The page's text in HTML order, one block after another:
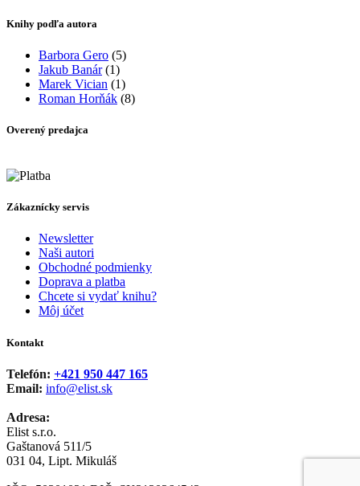
Knihy podľa autora
Barbora Gero (5)
Jakub Banár (1)
Marek Vician (1)
Roman Horňák (8)
Overený predajca
Zákaznícky servis
Newsletter
Naši autori
Obchodné podmienky
Doprava a platba
Chcete si vydať knihu?
Môj účet
Kontakt
Telefón: +421 950 447 165
Email: info@elist.sk
Adresa:
Elist s.r.o.
Gaštanová 511/5
031 04, Lipt. Mikuláš